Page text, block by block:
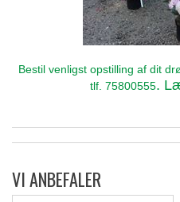
Bestil venligst opstilling af dit
tlf. 75800555.
VI ANBEFALER